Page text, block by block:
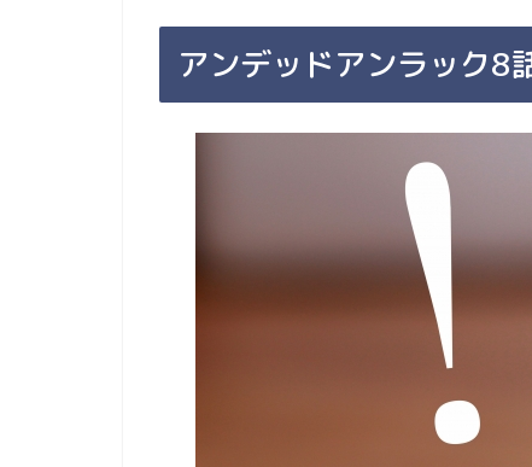
アンデッドアンラック8